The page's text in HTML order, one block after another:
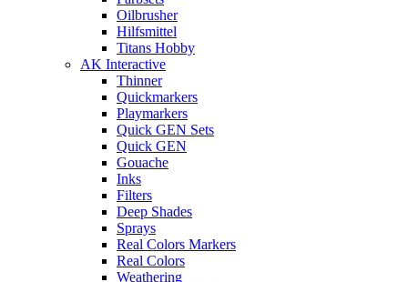
Oilbrusher
Hilfsmittel
Titans Hobby
AK Interactive
Thinner
Quickmarkers
Playmarkers
Quick GEN Sets
Quick GEN
Gouache
Inks
Filters
Deep Shades
Sprays
Real Colors Markers
Real Colors
Weathering